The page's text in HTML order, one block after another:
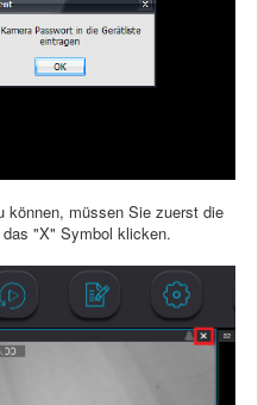
können, müssen Sie zuerst die
"X" Symbol klicken.